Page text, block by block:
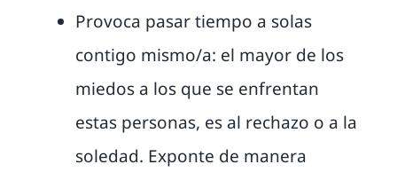
Provoca pasar tiempo a solas
contigo mismo/a: el mayor de los
miedos a los que se enfrentan
estas personas, es al rechazo o a la
soledad. Exponte de manera